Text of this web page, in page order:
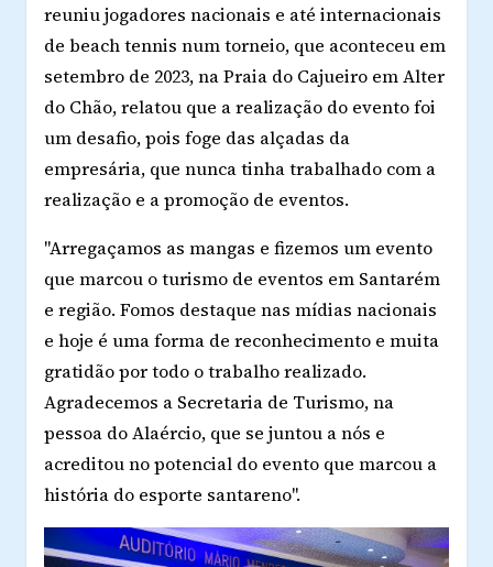
reuniu jogadores nacionais e até internacionais
de beach tennis num torneio, que aconteceu em
setembro de 2023, na Praia do Cajueiro em Alter
do Chão, relatou que a realização do evento foi
um desafio, pois foge das alçadas da
empresária, que nunca tinha trabalhado com a
realização e a promoção de eventos.
"Arregaçamos as mangas e fizemos um evento
que marcou o turismo de eventos em Santarém
e região. Fomos destaque nas mídias nacionais
e hoje é uma forma de reconhecimento e muita
gratidão por todo o trabalho realizado.
Agradecemos a Secretaria de Turismo, na
pessoa do Alaércio, que se juntou a nós e
acreditou no potencial do evento que marcou a
história do esporte santareno".